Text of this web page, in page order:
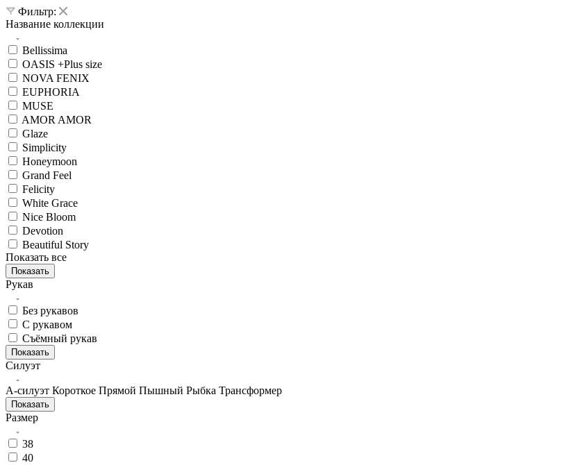
Фильтр:
Название коллекции
Bellissima
OASIS +Plus size
NOVA FENIX
EUPHORIA
MUSE
AMOR AMOR
Glaze
Simplicity
Honeymoon
Grand Feel
Felicity
White Grace
Nice Bloom
Devotion
Beautiful Story
Показать все
Показать
Рукав
Без рукавов
С рукавом
Съёмный рукав
Показать
Силуэт
А-силуэт Короткое Прямой Пышный Рыбка Трансформер
Показать
Размер
38
40